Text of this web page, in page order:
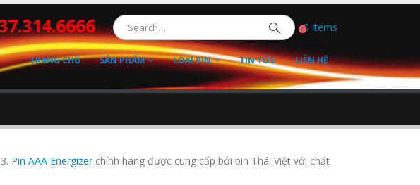
00 items
TRANG CHỦ SẢN PHẨM LOẠI PIN TIN TỨC LIÊN HỆ
Pin AAA Energizerchính hãng được cung cấp bởi pin Thái Việt với chất